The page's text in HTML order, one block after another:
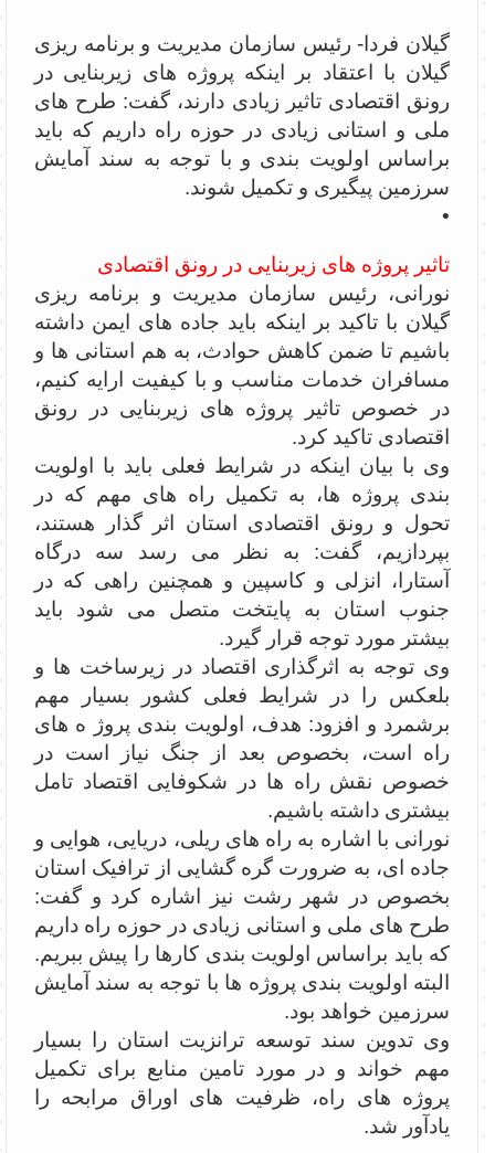
گیلان فردا- رئیس سازمان مدیریت و برنامه ریزی
گیلان با اعتقاد بر اینکه پروژه های زیربنایی در
رونق اقتصادی تاثیر زیادی دارند، گفت: طرح های
ملی و استانی زیادی در حوزه راه داریم که باید
براساس اولویت بندی و با توجه به سند آمایش
سرزمین پیگیری و تکمیل شوند.
•
تاثیر پروژه های زیربنایی در رونق اقتصادی
نورانی، رئیس سازمان مدیریت و برنامه ریزی
گیلان با تاکید بر اینکه باید جاده های ایمن داشته
باشیم تا ضمن کاهش حوادث، به هم استانی ها و
مسافران خدمات مناسب و با کیفیت ارایه کنیم،
در خصوص تاثیر پروژه های زیربنایی در رونق
اقتصادی تاکید کرد.
وی با بیان اینکه در شرایط فعلی باید با اولویت
بندی پروژه ها، به تکمیل راه های مهم که در
تحول و رونق اقتصادی استان اثر گذار هستند،
بپردازیم، گفت: به نظر می رسد سه درگاه
آستارا، انزلی و کاسپین و همچنین راهی که در
جنوب استان به پایتخت متصل می شود باید
بیشتر مورد توجه قرار گیرد.
وی توجه به اثرگذاری اقتصاد در زیرساخت ها و
بلعکس را در شرایط فعلی کشور بسیار مهم
برشمرد و افزود: هدف، اولویت بندی پروژ ه های
راه است، بخصوص بعد از جنگ نیاز است در
خصوص نقش راه ها در شکوفایی اقتصاد تامل
بیشتری داشته باشیم.
نورانی با اشاره به راه های ریلی، دریایی، هوایی و
جاده ای، به ضرورت گره گشایی از ترافیک استان
بخصوص در شهر رشت نیز اشاره کرد و گفت:
طرح های ملی و استانی زیادی در حوزه راه داریم
که باید براساس اولویت بندی کارها را پیش ببریم.
البته اولویت بندی پروژه ها با توجه به سند آمایش
سرزمین خواهد بود.
وی تدوین سند توسعه ترانزیت استان را بسیار
مهم خواند و در مورد تامین منابع برای تکمیل
پروژه های راه، ظرفیت های اوراق مرابحه را
یادآور شد.